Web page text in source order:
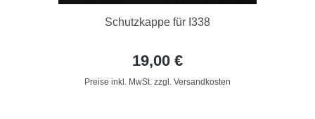
Schutzkappe für I338
19,00 €
Preise inkl. MwSt. zzgl. Versandkosten